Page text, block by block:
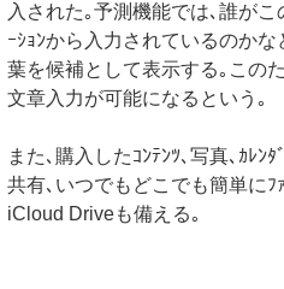
入された｡予測機能では､誰がこ
ｰｼｮﾝから入力されているのか
葉を候補として表示する｡この
文章入力が可能になるという｡
また､購入したｺﾝﾃﾝﾂ､写真､ｶﾚﾝ
共有､いつでもどこでも簡単にﾌ
iCloud Driveも備える｡